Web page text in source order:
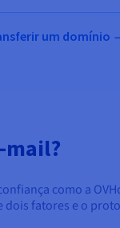
um domínio
mail?
como a
fatores e o